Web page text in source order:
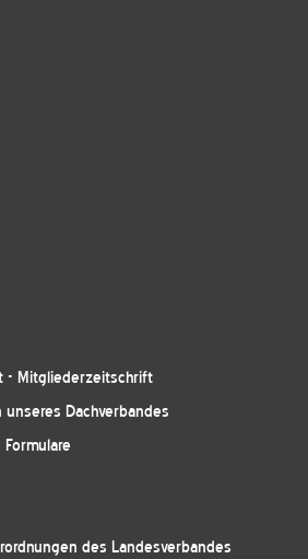
- Mitgliederzeitschrift
Dachverbandes
des Landesverbandes